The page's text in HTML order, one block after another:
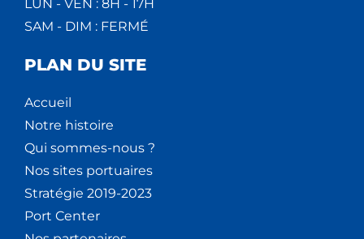
LUN - VEN : 8H - 17H
SAM - DIM : FERMÉ
PLAN DU SITE
Accueil
Notre histoire
Qui sommes-nous ?
Nos sites portuaires
Stratégie 2019-2023
Port Center